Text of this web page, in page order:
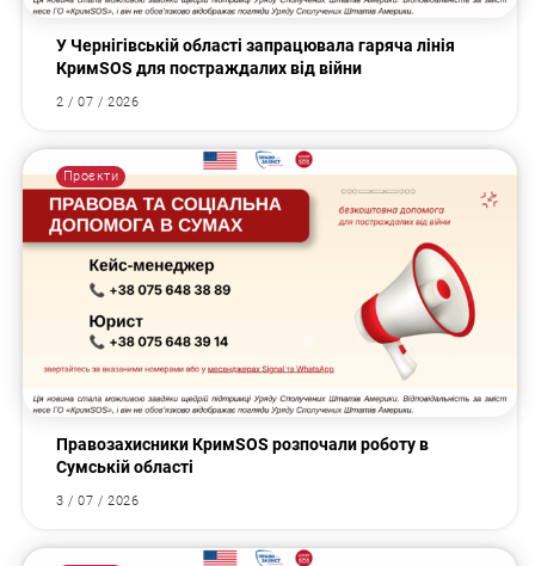
У Чернігівській області запрацювала гаряча лінія
КримSOS для постраждалих від війни
2 / 07 / 2026
Проєкти
Правозахисники КримSOS розпочали роботу в
Сумській області
3 / 07 / 2026